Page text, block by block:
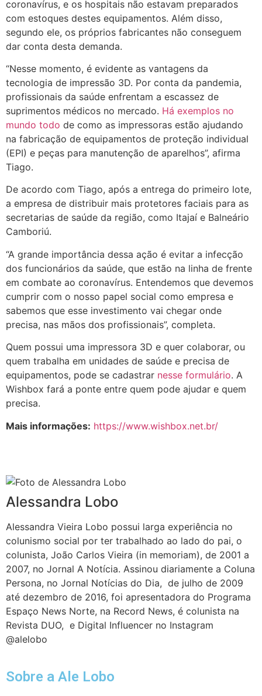
coronavírus, e os hospitais não estavam preparados
com estoques destes equipamentos. Além disso,
segundo ele, os próprios fabricantes não conseguem
dar conta desta demanda.
“Nesse momento, é evidente as vantagens da
tecnologia de impressão 3D. Por conta da pandemia,
profissionais da saúde enfrentam a escassez de
suprimentos médicos no mercado. Há exemplos no
mundo todo de como as impressoras estão ajudando
na fabricação de equipamentos de proteção individual
(EPI) e peças para manutenção de aparelhos”, afirma
Tiago.
De acordo com Tiago, após a entrega do primeiro lote,
a empresa de distribuir mais protetores faciais para as
secretarias de saúde da região, como Itajaí e Balneário
Camboriú.
“A grande importância dessa ação é evitar a infecção
dos funcionários da saúde, que estão na linha de frente
em combate ao coronavírus. Entendemos que devemos
cumprir com o nosso papel social como empresa e
sabemos que esse investimento vai chegar onde
precisa, nas mãos dos profissionais”, completa.
Quem possui uma impressora 3D e quer colaborar, ou
quem trabalha em unidades de saúde e precisa de
equipamentos, pode se cadastrar nesse formulário. A
Wishbox fará a ponte entre quem pode ajudar e quem
precisa.
Mais informações: https://www.wishbox.net.br/
Alessandra Lobo
Alessandra Vieira Lobo possui larga experiência no
colunismo social por ter trabalhado ao lado do pai, o
colunista, João Carlos Vieira (in memoriam), de 2001 a
2007, no Jornal A Notícia. Assinou diariamente a Coluna
Persona, no Jornal Notícias do Dia, de julho de 2009
até dezembro de 2016, foi apresentadora do Programa
Espaço News Norte, na Record News, é colunista na
Revista DUO, e Digital Influencer no Instagram
@alelobo
Sobre a Ale Lobo